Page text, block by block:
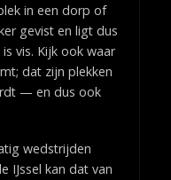
in een dorp of
gevist en ligt dus
vis. Kijk ook waar
dat zijn plekken
— en dus ook
wedstrijden
IJssel kan dat van